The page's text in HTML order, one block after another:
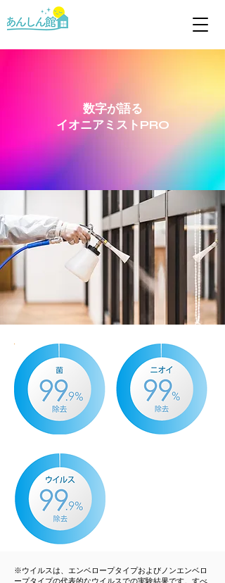
※ウイルスは、エンベロープタイプおよびノンエンベロ
ープタイプの代表的なウイルスでの実験結果です。すべ
数字が語る
​イオニアミストPRO